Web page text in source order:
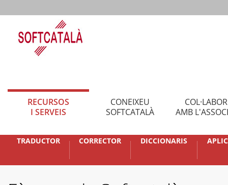
RECURSOS
I SERVEIS
CONEIXEU
SOFTCATALÀ
AMB
TRADUCTOR CORRECTOR DICCIONARIS